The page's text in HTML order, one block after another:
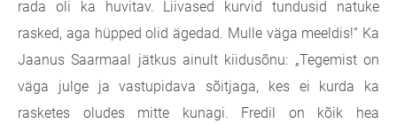
rada oli ka huvitav. Liivased kurvid tundusid natuke
rasked, aga hüpped olid ägedad. Mulle väga meeldis!“ Ka
Jaanus Saarmaal jätkus ainult kiidusõnu: „Tegemist on
väga julge ja vastupidava sõitjaga, kes ei kurda ka
rasketes oludes mitte kunagi. Fredil on kõik hea